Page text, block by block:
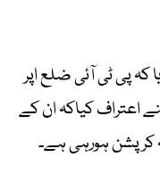
پی ٹی آئی ضلع اپر
اعتراف کیاکہ ان کے
کرپشن ہورہی ہے۔